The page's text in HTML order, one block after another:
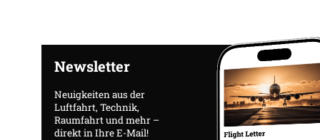
Newsletter
Neuigkeiten aus der
Luftfahrt, Technik,
Raumfahrt und mehr –
direkt in Ihre E-Mail!